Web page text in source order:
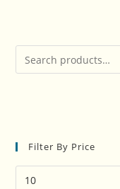
Filter By Price